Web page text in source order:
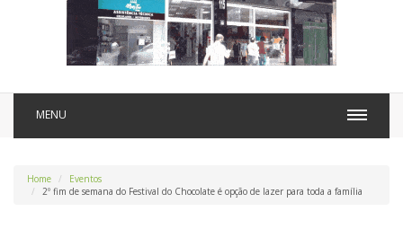
MENU
Home
Eventos
2º fim de semana do Festival do Chocolate é opção de lazer para toda a família